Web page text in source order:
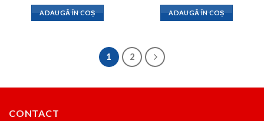
a
fost:
800lei.
este:
457lei.
ADAUGĂ ÎN COȘ
a
fost:
600lei.
este:
348lei.
ADAUGĂ ÎN COȘ
1 2
CONTACT